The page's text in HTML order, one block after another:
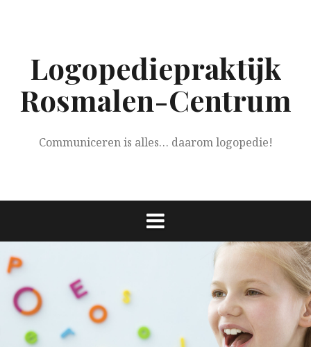
Logopediepraktijk
Rosmalen-Centrum
Communiceren is alles… daarom logopedie!